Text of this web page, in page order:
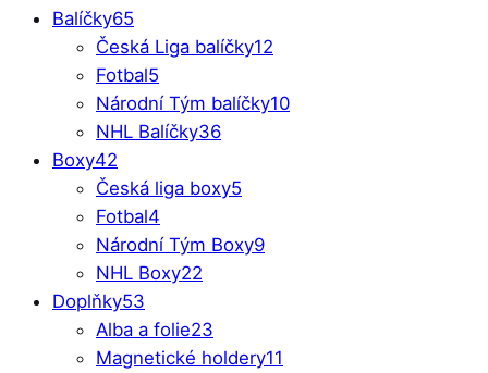
Balíčky65
Česká Liga balíčky12
Fotbal5
Národní Tým balíčky10
NHL Balíčky36
Boxy42
Česká liga boxy5
Fotbal4
Národní Tým Boxy9
NHL Boxy22
Doplňky53
Alba a folie23
Magnetické holdery11